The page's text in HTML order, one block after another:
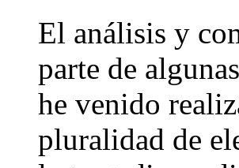
El análisis y
parte de
he venido
pluralidad de